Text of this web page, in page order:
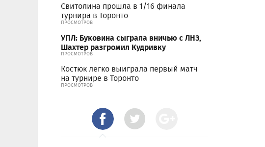
Свитолина прошла в 1/16 финала
турнира в Торонто
ПРОСМОТРОВ
УПЛ: Буковина сыграла вничью с ЛНЗ,
Шахтер разгромил Кудривку
ПРОСМОТРОВ
Костюк легко выиграла первый матч
на турнире в Торонто
ПРОСМОТРОВ